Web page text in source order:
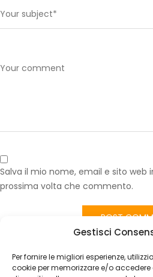
Gestisci
Per fornire le migliori esperienze,
cookie per memorizzare e/o
Salva il mio nome, email e sito web
prossima volta che commento.
Tessuto Auto Fiat
cm
CATEGORIES